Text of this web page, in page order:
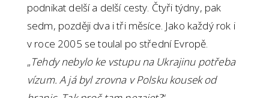
podnikat delší a delší cesty. Čtyři týdny, pak
sedm, později dva i tři měsíce. Jako každý rok i
v roce 2005 se toulal po střední Evropě.
„Tehdy nebylo ke vstupu na Ukrajinu potřeba
vízum. A já byl zrovna v Polsku kousek od